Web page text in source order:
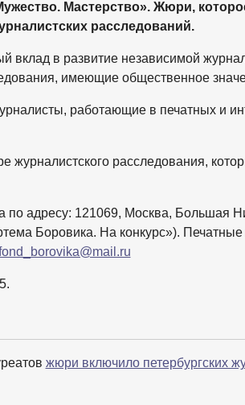
Мастерство». Жюри,
расследований.
вклад в развитие независимой
имеющие общественное
работающие в печатных и
расследования,
по адресу: 121069, Москва, Большая
Боровика. На конкурс»).
жюри включило петербургских